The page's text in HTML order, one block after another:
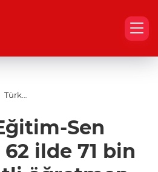
Türk
araştırdı:
62 ilde 71
bin 757
ücretli
Sen
62 ilde 71 bin